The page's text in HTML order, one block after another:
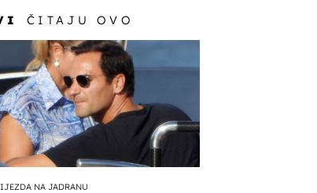
ČITAJU OVO
NA JADRANU